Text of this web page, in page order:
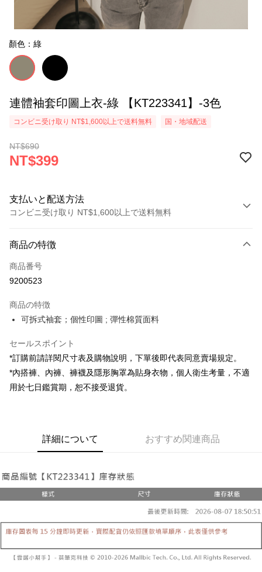
顏色：綠
連體袖套印圖上衣-綠 【KT223341】-3色
コンビニ受け取り NT$1,600以上で送料無料 国・地域配送
NT$690
NT$399
支払いと配送方法
コンビニ受け取り NT$1,600以上で送料無料
クレジットカード1回払い
コンビニ店頭代金引換
Apple Pay
Google Pay
2. 支払い方法で「OP Pay Later」を選択すると、注文が成立した後に自動
的に OP Pay Later の取引プロセスに移行し、携帯番号を確認後、分割払
3. 実際の承認額、分割回数および費用については、後続の取引確認ページ
を基準とします。
4. 注文成立後30分以内に確認取引を行わない場合や審査が通過しない場
合、注文は自動的にキャンセルされます。「転専審査」に未通過の状況が
発生した場合は、システムの評価基準に達していないことを意味し、評価
内容についての説明はいたしかねます。
【支払い方法の説明】
一、 AFTEE代金後払いについて
1.お支払い方法でAFTEE代金後払いを選択すると、携帯電話認証ウィンド
2.SMSで認証してお支払い手続を進めてください。
3.注文するときのお支払いは不要です。商品はご指定の住所に配送されま
4.ご注文が完了すると、携帯に支払い通知のSMSが届きます。アプリ会員
5.商品受け取り時のお支払いは不要です。商品を確かめてから、SMSまた
グでお支払いください。
ATM払い
配送方法
全家取貨付款
配送毎にNT$60、NT$1,800以上で送料無料
付款後全家取貨
商品の特徴
商品番号
9200523
商品の特徴
可拆式袖套；個性印圖 ; 彈性棉質面料
セールスポイント
*訂購前請詳閱尺寸表及購物說明，下單後即代表同意賣場規定。
*內搭褲、內褲、褲襪及隱形胸罩為貼身衣物，個人衛生考量，不適
用於七日鑑賞期，恕不接受退貨。
詳細について おすすめ関連商品